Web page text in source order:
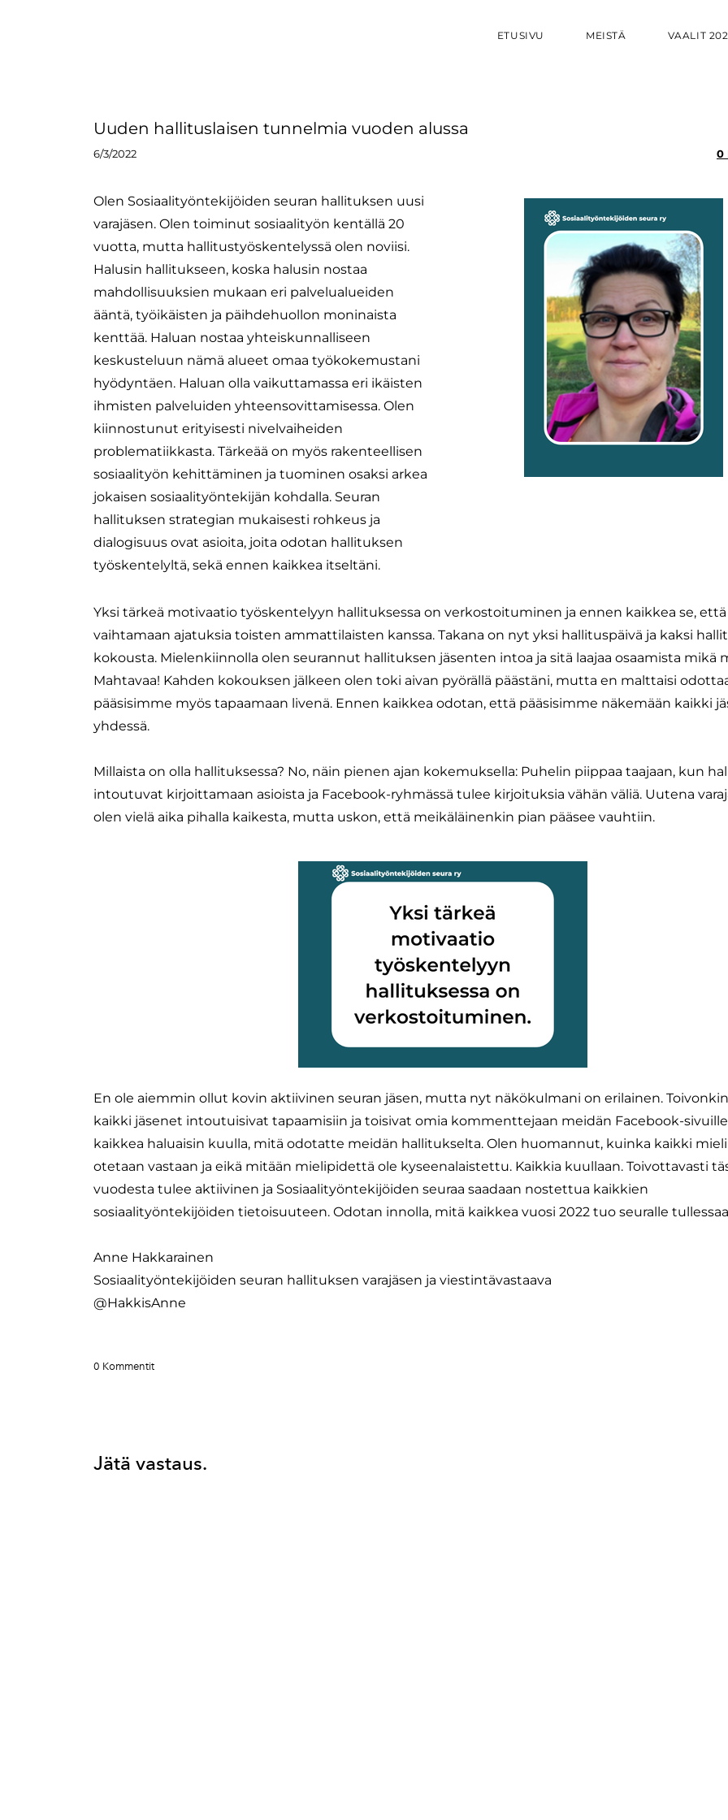
ETUSIVU MEISTÄ VAALIT
Uuden hallituslaisen tunnelmia vuoden alussa
6/3/2022 0
Olen Sosiaalityöntekijöiden seuran hallituksen uusi
varajäsen. Olen toiminut sosiaalityön kentällä 20
vuotta, mutta hallitustyöskentelyssä olen noviisi.
Halusin hallitukseen, koska halusin nostaa
mahdollisuuksien mukaan eri palvelualueiden
ääntä, työikäisten ja päihdehuollon moninaista
kenttää. Haluan nostaa yhteiskunnalliseen
keskusteluun nämä alueet omaa työkokemustani
hyödyntäen. Haluan olla vaikuttamassa eri ikäisten
ihmisten palveluiden yhteensovittamisessa. Olen
kiinnostunut erityisesti nivelvaiheiden
problematiikkasta. Tärkeää on myös rakenteellisen
sosiaalityön kehittäminen ja tuominen osaksi arkea
jokaisen sosiaalityöntekijän kohdalla. Seuran
hallituksen strategian mukaisesti rohkeus ja
dialogisuus ovat asioita, joita odotan hallituksen
työskentelyltä, sekä ennen kaikkea itseltäni.
​Yksi tärkeä motivaatio työskentelyyn hallituksessa on verkostoituminen ja ennen kaikkea se, että
vaihtamaan ajatuksia toisten ammattilaisten kanssa. Takana on nyt yksi hallituspäivä ja kaksi
kokousta. Mielenkiinnolla olen seurannut hallituksen jäsenten intoa ja sitä laajaa osaamista mikä
Mahtavaa! Kahden kokouksen jälkeen olen toki aivan pyörällä päästäni, mutta en malttaisi
pääsisimme myös tapaamaan livenä. Ennen kaikkea odotan, että pääsisimme näkemään kaikki
yhdessä.
​Millaista on olla hallituksessa? No, näin pienen ajan kokemuksella: Puhelin piippaa taajaan, kun
intoutuvat kirjoittamaan asioista ja Facebook-ryhmässä tulee kirjoituksia vähän väliä. Uutena
olen vielä aika pihalla kaikesta, mutta uskon, että meikäläinenkin pian pääsee vauhtiin.
​​En ole aiemmin ollut kovin aktiivinen seuran jäsen, mutta nyt näkökulmani on erilainen.
kaikki jäsenet intoutuisivat tapaamisiin ja toisivat omia kommenttejaan meidän Facebook-
kaikkea haluaisin kuulla, mitä odotatte meidän hallitukselta. Olen huomannut, kuinka kaikki
otetaan vastaan ja eikä mitään mielipidettä ole kyseenalaistettu. Kaikkia kuullaan. Toivottavasti
vuodesta tulee aktiivinen ja Sosiaalityöntekijöiden seuraa saadaan nostettua kaikkien
sosiaalityöntekijöiden tietoisuuteen. Odotan innolla, mitä kaikkea vuosi 2022 tuo seuralle
Anne Hakkarainen
Sosiaalityöntekijöiden seuran hallituksen varajäsen ja viestintävastaava
@HakkisAnne
0 Kommentit
Jätä vastaus.